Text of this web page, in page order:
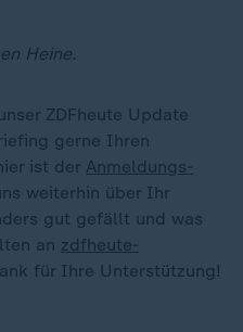
Heine.
ZDFheute Update
gerne Ihren
ist der Anmeldungs-
weiterhin über Ihr
gut gefällt und was
an zdfheute-
für Ihre Unterstützung!